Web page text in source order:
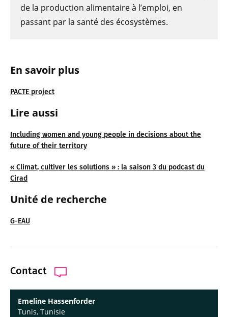
En savoir plus
PACTE project
Lire aussi
Including women and young people in decisions about the
future of their territory
« Climat, cultiver les solutions » : la saison 3 du podcast du
Cirad
Unité de recherche
G-EAU
Contact
Emeline Hassenforder
Tunis, Tunisie
de la production alimentaire à l’emploi, en
passant par la santé des écosystèmes.